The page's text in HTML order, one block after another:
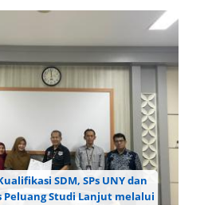
SDM, SPs UNY dan
Peluang Studi Lanjut melalui